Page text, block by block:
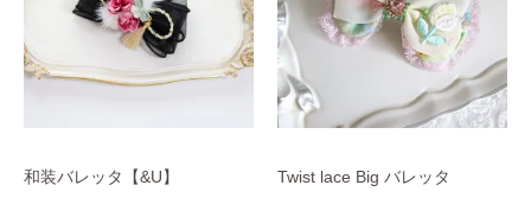
和装バレッタ【&U】 Twist lace Big バレッタ